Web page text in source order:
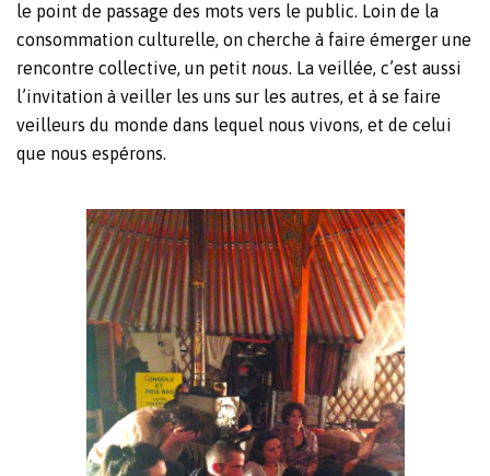
le point de passage des mots vers le public. Loin de la
consommation culturelle, on cherche à faire émerger une
rencontre collective, un petit nous. La veillée, c’est aussi
l’invitation à veiller les uns sur les autres, et à se faire
veilleurs du monde dans lequel nous vivons, et de celui
que nous espérons.